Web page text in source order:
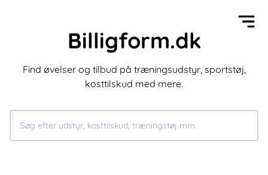
Billigform.dk
Find øvelser og tilbud på træningsudstyr, sportstøj,
kosttilskud med mere.